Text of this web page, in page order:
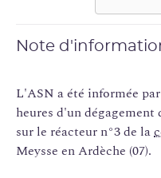
Note
L'ASN a été informée par
heures d'un dégagement
sur le réacteur n°3 de la
Meysse en Ardèche (07).